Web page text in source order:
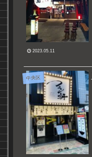
2023.05.11
中央区